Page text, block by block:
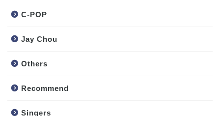
C-POP
Jay Chou
Others
Recommend
Singers